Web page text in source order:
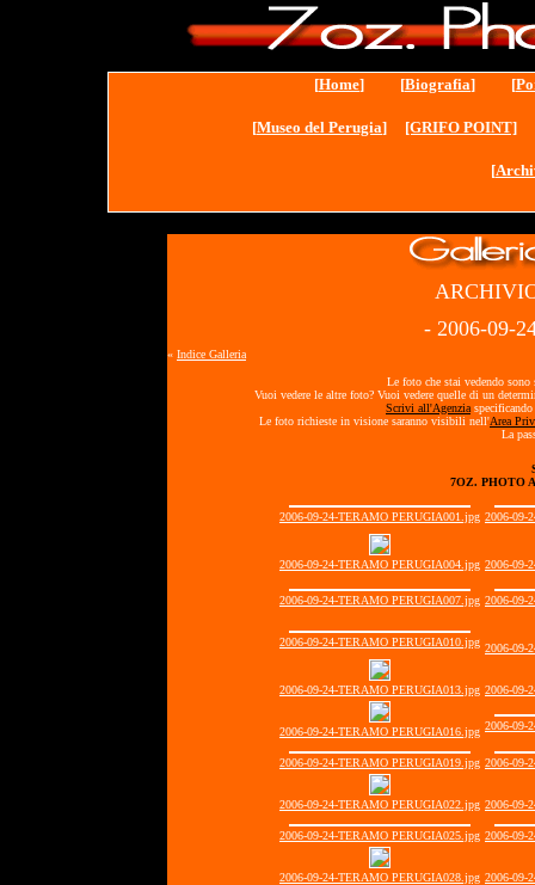
[Home] [Biografia] [
[Museo del Perugia] [GRIFO POINT]
[
- 2006-09-
« Indice Galleria
Le foto che stai vedendo
Vuoi vedere le altre foto? Vuoi vedere quelle di un
Scrivi all'Agenzia
Le foto richieste in visione saranno visibili nell'Area
La
7OZ. PHOTO
2006-09-24-TERAMO PERUGIA001.jpg 2006-09-
2006-09-24-TERAMO PERUGIA004.jpg 2006-09-
2006-09-24-TERAMO PERUGIA007.jpg 2006-09-
2006-09-24-TERAMO PERUGIA010.jpg 2006-09-
2006-09-24-TERAMO PERUGIA013.jpg 2006-09-
2006-09-24-TERAMO PERUGIA016.jpg 2006-09-
2006-09-24-TERAMO PERUGIA019.jpg 2006-09-
2006-09-24-TERAMO PERUGIA022.jpg 2006-09-
2006-09-24-TERAMO PERUGIA025.jpg 2006-09-
2006-09-24-TERAMO PERUGIA028.jpg 2006-09-